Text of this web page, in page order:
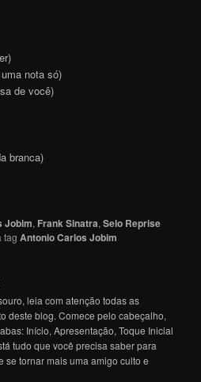
nota só)
de você)
branca)
Jobim, Frank Sinatra,Selo Reprise
tagAntonio Carlos Jobim
leia com atenção todas as
deste blog. Comece pelo cabeçalho,
Início, Apresentação, Toque Inicial
tudo que você precisa saber para
se tornar mais uma amigo culto e